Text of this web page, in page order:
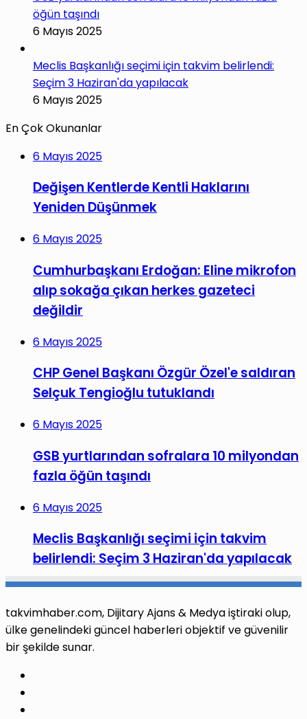
öğün taşındı
6 Mayıs 2025
Meclis Başkanlığı seçimi için takvim belirlendi:
Seçim 3 Haziran'da yapılacak
6 Mayıs 2025
En Çok Okunanlar
6 Mayıs 2025
Değişen Kentlerde Kentli Haklarını
Yeniden Düşünmek
6 Mayıs 2025
Cumhurbaşkanı Erdoğan: Eline mikrofon
alıp sokağa çıkan herkes gazeteci
değildir
6 Mayıs 2025
CHP Genel Başkanı Özgür Özel'e saldıran
Selçuk Tengioğlu tutuklandı
6 Mayıs 2025
GSB yurtlarından sofralara 10 milyondan
fazla öğün taşındı
6 Mayıs 2025
Meclis Başkanlığı seçimi için takvim
belirlendi: Seçim 3 Haziran'da yapılacak
takvimhaber.com, Dijitary Ajans & Medya iştiraki olup,
ülke genelindeki güncel haberleri objektif ve güvenilir
bir şekilde sunar.